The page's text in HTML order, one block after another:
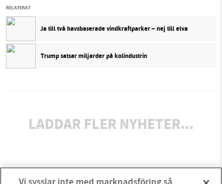
RELATERAT
Ja till två havsbaserade vindkraftparker – nej till elva
Trump satsar miljarder på kolindustrin
LADDAR FLER NYHETER...